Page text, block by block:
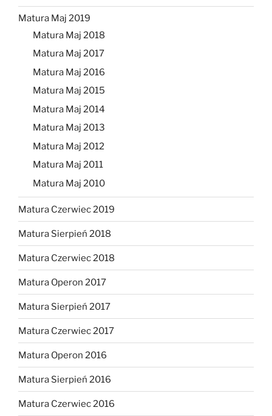
Matura Maj 2019
Matura Maj 2018
Matura Maj 2017
Matura Maj 2016
Matura Maj 2015
Matura Maj 2014
Matura Maj 2013
Matura Maj 2012
Matura Maj 2011
Matura Maj 2010
Matura Czerwiec 2019
Matura Sierpień 2018
Matura Czerwiec 2018
Matura Operon 2017
Matura Sierpień 2017
Matura Czerwiec 2017
Matura Operon 2016
Matura Sierpień 2016
Matura Czerwiec 2016